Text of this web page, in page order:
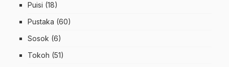
Puisi (18)
Pustaka (60)
Sosok (6)
Tokoh (51)